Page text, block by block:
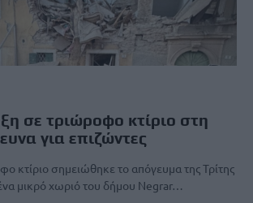
σε τριώροφο κτίριο στη
για επιζώντες
κτίριο σημειώθηκε το απόγευμα της Τρίτης
μικρό χωριό του δήμου Negrar…